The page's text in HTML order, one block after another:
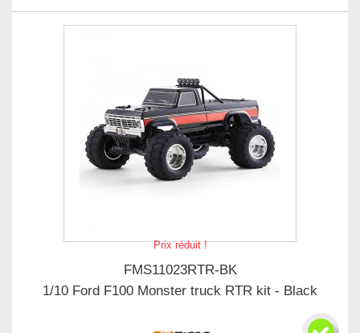
Prix réduit !
FMS11023RTR-BK
1/10 Ford F100 Monster truck RTR kit - Black